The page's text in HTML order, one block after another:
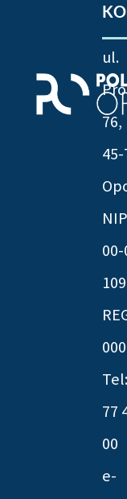
ul.
76,
109
77
00
e-